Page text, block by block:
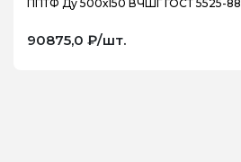
ППТФ Ду 500х150 ВЧШГ ГОСТ 5525-88
90875,0 ₽/шт.